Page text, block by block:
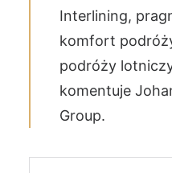
Interlining,
komfort
podróży
komentuje
Group.